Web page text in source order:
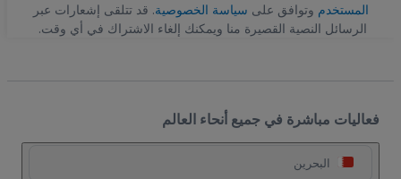
المستخدم وتوافق على سياسة الخصوصية. قد تتلقى إشعارات عبر
الرسائل النصية القصيرة منا ويمكنك إلغاء الاشتراك في أي وقت.
فعاليات مباشرة في جميع أنحاء العالم
البحرين